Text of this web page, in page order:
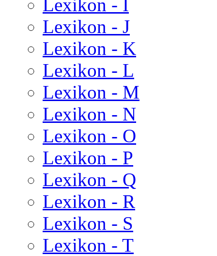
Lexikon - I
Lexikon - J
Lexikon - K
Lexikon - L
Lexikon - M
Lexikon - N
Lexikon - O
Lexikon - P
Lexikon - Q
Lexikon - R
Lexikon - S
Lexikon - T